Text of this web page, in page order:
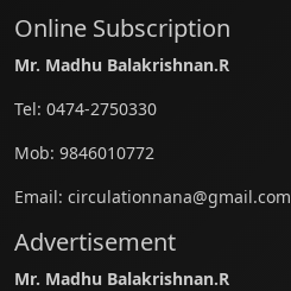
Online Subscription
Mr. Madhu Balakrishnan.R
Tel: 0474-2750330
Mob: 9846010772
Email: circulationnana@gmail.com
Advertisement
Mr. Madhu Balakrishnan.R